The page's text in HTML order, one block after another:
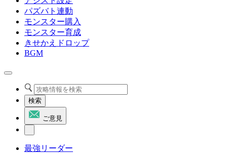
パズバト連動
モンスター購入
モンスター育成
きせかえドロップ
BGM
検索
ご意見
最強リーダー